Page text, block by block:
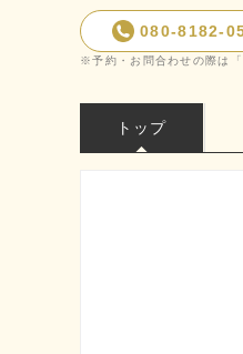
080-8182-
※予約・お問合わせの際は
トップ